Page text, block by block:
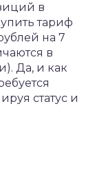
в
тариф
на 7
в
Да, и как
статус и